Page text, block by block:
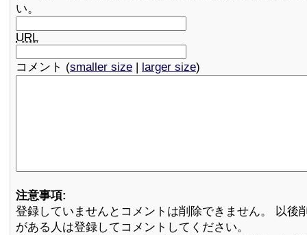
い。
URL
コメント (smaller size | larger size)
注意事項:
登録していませんとコメントは削除できません。 以後
がある人は登録してコメントしてください。